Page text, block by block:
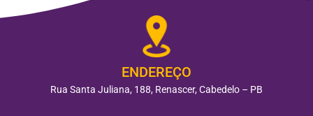
ENDEREÇO
Rua Santa Juliana, 188, Renascer, Cabedelo – PB